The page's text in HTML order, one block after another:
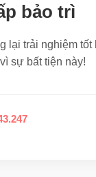
bảo trì
lại trải nghiệm tốt
sự bất tiện này!